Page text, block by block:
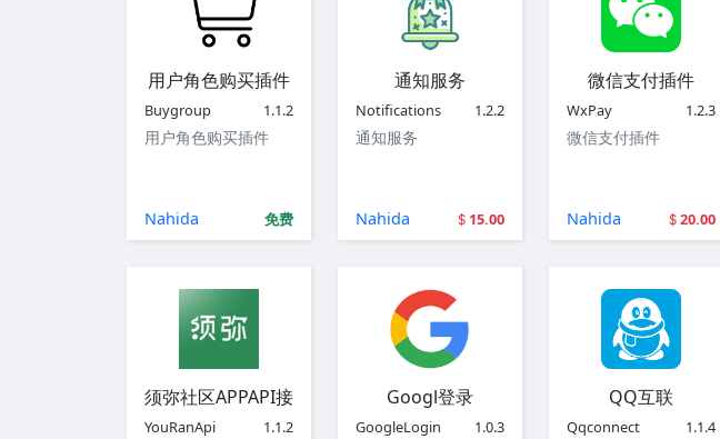
用户角色购买插件
Buygroup 1.1.2
用户角色购买插件
Nahida 免费
通知服务
Notifications 1.2.2
通知服务
Nahida 15.00
微信支付插件
WxPay 1.2.3
微信支付插件
Nahida 20.00
须弥社区APPAPI接口
YouRanApi 1.1.2
Googl登录
GoogleLogin 1.0.3
QQ互联
Qqconnect 1.1.4